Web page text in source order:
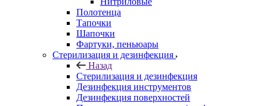
Полотенца
Тапочки
Шапочки
Фартуки, пеньюары
Стерилизация и дезинфекция
Назад
Стерилизация и дезинфекция
Дезинфекция инструментов
Дезинфекция поверхностей